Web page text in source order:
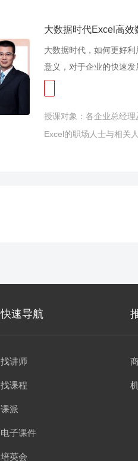
大数据时代Excel高效
大数据时代，如何更好
意义，对于企业的快速
据分析，可能在未来的
求，从而更好的发现数
围，取得骄人成绩。 但
授课对象：各企业总经
Excel的职场人士与相关
快速导航
找讲师
找课程
课派
电子课件
培英会